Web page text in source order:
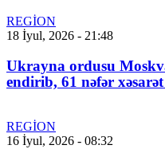
REGİON
18 İyul, 2026 - 21:48
Ukrayna ordusu
endirib, 61 nəfər
REGİON
16 İyul, 2026 - 08:32